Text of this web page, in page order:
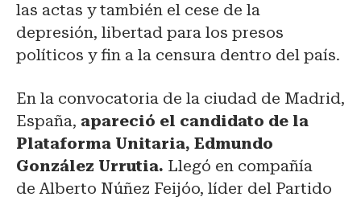
las actas y también el cese de la
depresión, libertad para los presos
políticos y fin a la censura dentro del país.
En la convocatoria de la ciudad de Madrid,
España, apareció el candidato de la
Plataforma Unitaria, Edmundo
González Urrutia. Llegó en compañía
de Alberto Núñez Feijóo, líder del Partido